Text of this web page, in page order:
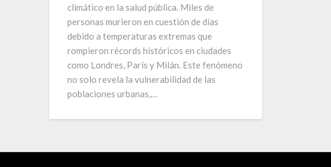
climático en la salud pública. Miles de
personas murieron en cuestión de días
debido a temperaturas extremas que
rompieron récords históricos en ciudades
como Londres, París y Milán. Este fenómeno
no solo revela la vulnerabilidad de las
poblaciones urbanas,…